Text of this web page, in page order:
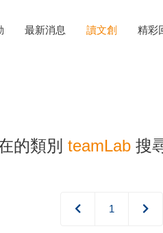
最新消息 讀文創 精彩
的類別 teamLab搜
1